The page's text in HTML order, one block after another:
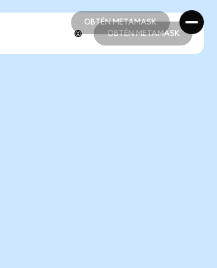
OBTÉN METAMASK
OBTÉN METAMASK
OBTÉN METAMASK